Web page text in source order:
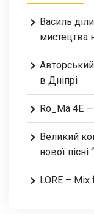
Василь
мистецтва
Авторський
в Дніпрі
Ro_Ma 4E
Великий
нової
LORE –